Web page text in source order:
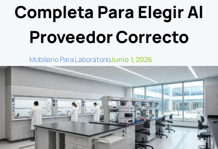
Completa Para Elegir Al
Proveedor Correcto
Mobiliario Para LaboratorioJunio 1, 2026